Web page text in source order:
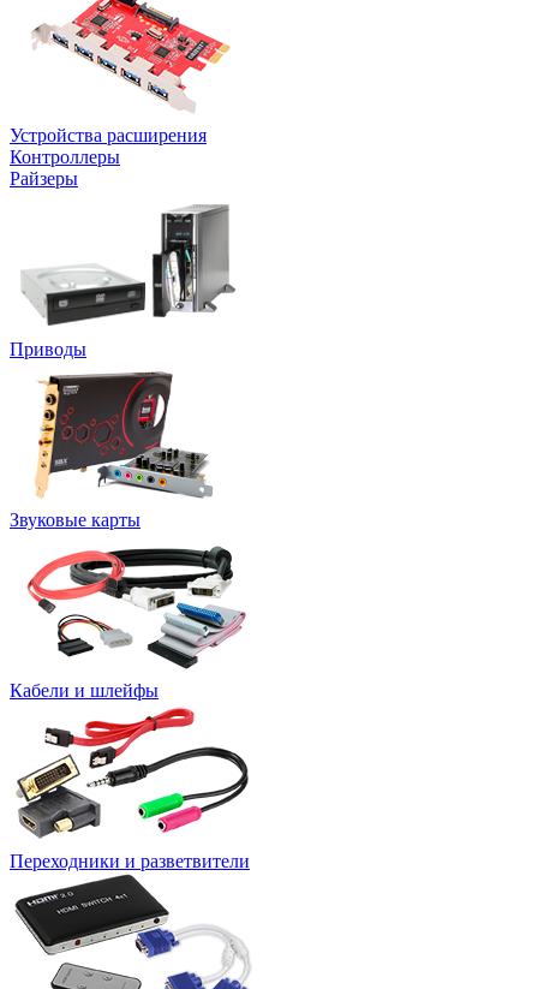
Устройства расширения
Контроллеры
Райзеры
Приводы
Звуковые карты
Кабели и шлейфы
Переходники и разветвители